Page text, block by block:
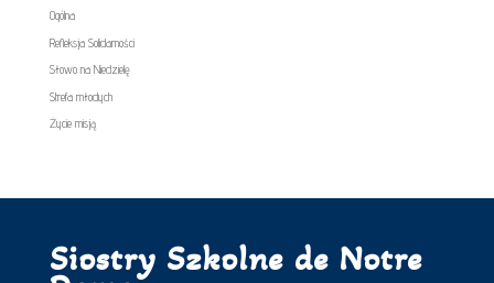
Ogólna
Refleksja Solidarności
Słowo na Niedzielę
Strefa młodych
Życie misją
Siostry Szkolne de Notre